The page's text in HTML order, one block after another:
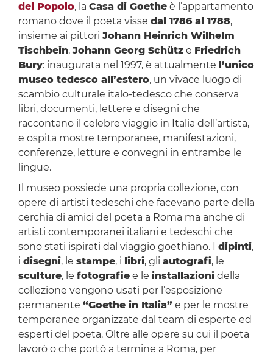
del Popolo, la Casa di Goetheè l’appartamento
romano dove il poeta visse dal 1786 al 1788,
insieme ai pittori Johann Heinrich Wilhelm
Tischbein, Johann Georg Schütze Friedrich
Bury: inaugurata nel 1997, è attualmente l’unico
museo tedesco all’estero, un vivace luogo di
scambio culturale italo-tedesco che conserva
libri, documenti, lettere e disegni che
raccontano il celebre viaggio in Italia dell’artista,
e ospita mostre temporanee, manifestazioni,
conferenze, letture e convegni in entrambe le
lingue.
Il museo possiede una propria collezione, con
opere di artisti tedeschi che facevano parte della
cerchia di amici del poeta a Roma ma anche di
artisti contemporanei italiani e tedeschi che
sono stati ispirati dal viaggio goethiano. I dipinti,
i disegni, le stampe, i libri, gli autografi, le
sculture, le fotografiee le installazionidella
collezione vengono usati per l’esposizione
permanente “Goethe in Italia”e per le mostre
temporanee organizzate dal team di esperte ed
esperti del poeta. Oltre alle opere su cui il poeta
lavorò o che portò a termine a Roma, per